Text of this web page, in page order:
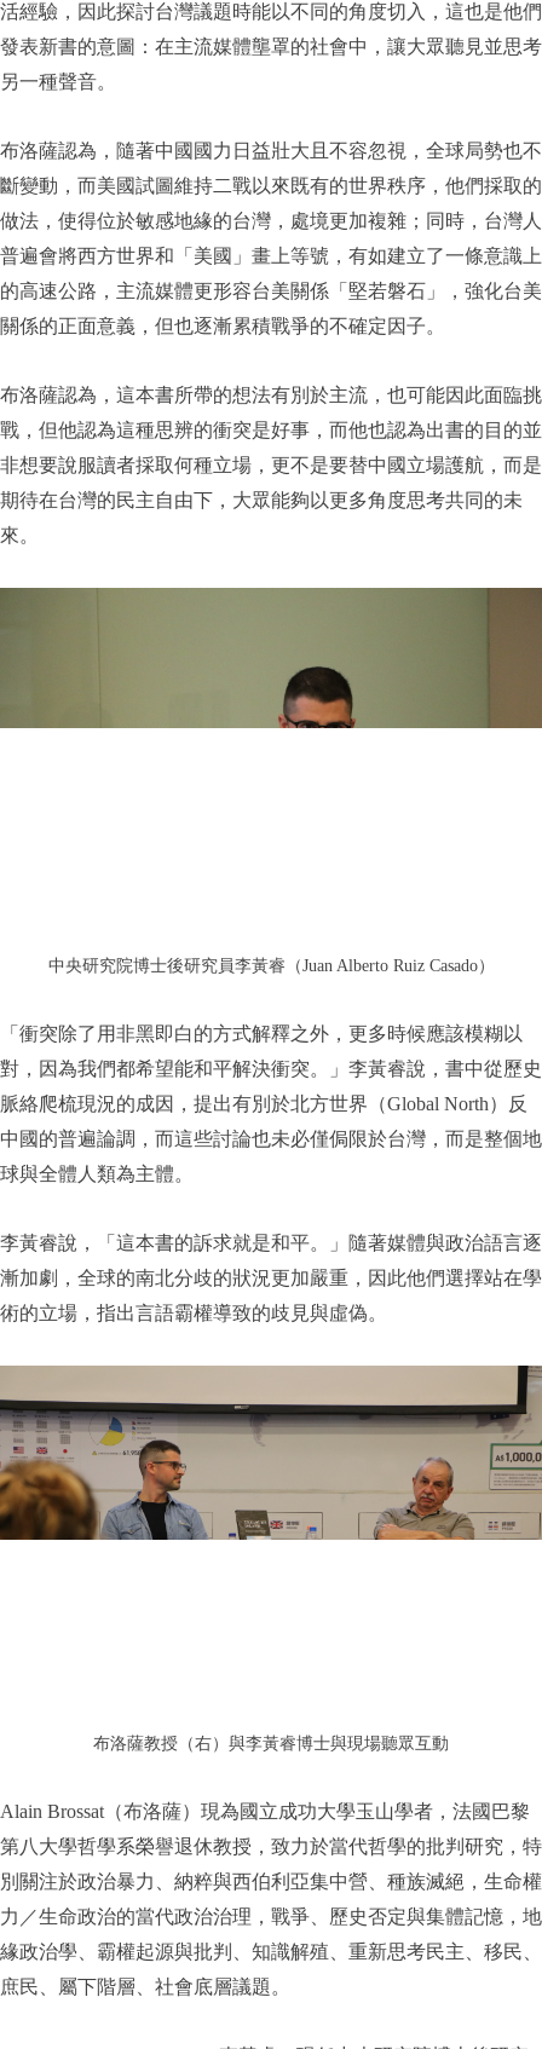
活經驗，因此探討台灣議題時能以不同的角度切入，這也是他們
發表新書的意圖：在主流媒體壟罩的社會中，讓大眾聽見並思考
另一種聲音。
布洛薩認為，隨著中國國力日益壯大且不容忽視，全球局勢也不
斷變動，而美國試圖維持二戰以來既有的世界秩序，他們採取的
做法，使得位於敏感地緣的台灣，處境更加複雜；同時，台灣人
普遍會將西方世界和「美國」畫上等號，有如建立了一條意識上
的高速公路，主流媒體更形容台美關係「堅若磐石」，強化台美
關係的正面意義，但也逐漸累積戰爭的不確定因子。
布洛薩認為，這本書所帶的想法有別於主流，也可能因此面臨挑
戰，但他認為這種思辨的衝突是好事，而他也認為出書的目的並
非想要說服讀者採取何種立場，更不是要替中國立場護航，而是
期待在台灣的民主自由下，大眾能夠以更多角度思考共同的未
來。
中央研究院博士後研究員李黃睿（Juan Alberto Ruiz Casado）
「衝突除了用非黑即白的方式解釋之外，更多時候應該模糊以
對，因為我們都希望能和平解決衝突。」李黃睿說，書中從歷史
脈絡爬梳現況的成因，提出有別於北方世界（Global North）反
中國的普遍論調，而這些討論也未必僅侷限於台灣，而是整個地
球與全體人類為主體。
李黃睿說，「這本書的訴求就是和平。」隨著媒體與政治語言逐
漸加劇，全球的南北分歧的狀況更加嚴重，因此他們選擇站在學
術的立場，指出言語霸權導致的歧見與虛偽。
布洛薩教授（右）與李黃睿博士與現場聽眾互動
Alain Brossat （布洛薩）現為國立成功大學玉山學者，法國巴黎
第八大學哲學系榮譽退休教授，致力於當代哲學的批判研究，特
別關注於政治暴力、納粹與西伯利亞集中營、種族滅絕，生命權
力／生命政治的當代政治治理，戰爭、歷史否定與集體記憶，地
緣政治學、霸權起源與批判、知識解殖、重新思考民主、移民、
庶民、屬下階層、社會底層議題 。